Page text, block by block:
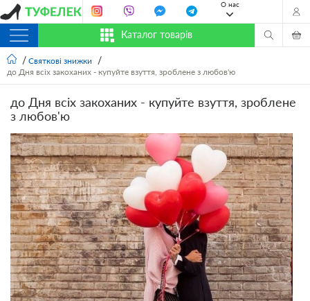
О нас
Каталог товарів
Святкові знижки
до Дня всіх закоханих - купуйте взуття, зроблене з любов'ю
до Дня всіх закоханих - купуйте взуття, зроблене
з любов'ю